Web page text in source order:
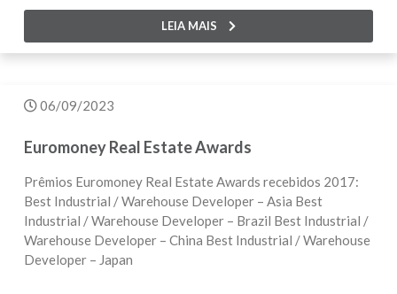
LEIA MAIS
06/09/2023
Euromoney Real Estate Awards
Prêmios Euromoney Real Estate Awards recebidos 2017:
Best Industrial / Warehouse Developer – Asia Best
Industrial / Warehouse Developer – Brazil Best Industrial /
Warehouse Developer – China Best Industrial / Warehouse
Developer – Japan